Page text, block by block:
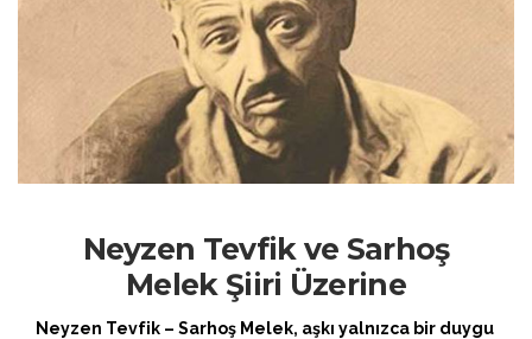
Neyzen Tevfik ve Sarhoş
Melek Şiiri Üzerine
Neyzen Tevfik – Sarhoş Melek, aşkı yalnızca bir duygu